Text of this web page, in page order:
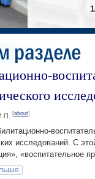
[about]
исследований. С
«воспитательное